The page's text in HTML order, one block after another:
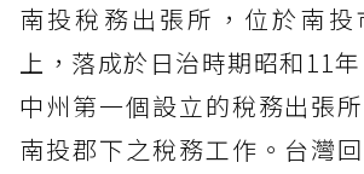
南投稅務出張所，位於南投
上，落成於日治時期昭和11
中州第一個設立的稅務出張
南投郡下之稅務工作。台灣